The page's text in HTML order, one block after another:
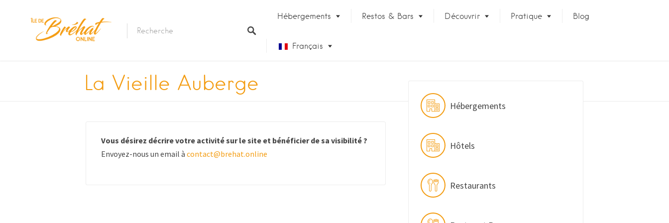
Hébergements
Location De Vélos
Hébergements Restos & Bars Découvrir Pratique Blog
Français
La Vieille Auberge
Vous désirez décrire votre activité sur le site et bénéficier de sa visibilité ?
Envoyez-nous un email à contact@brehat.online
Hébergements
Hôtels
Restaurants